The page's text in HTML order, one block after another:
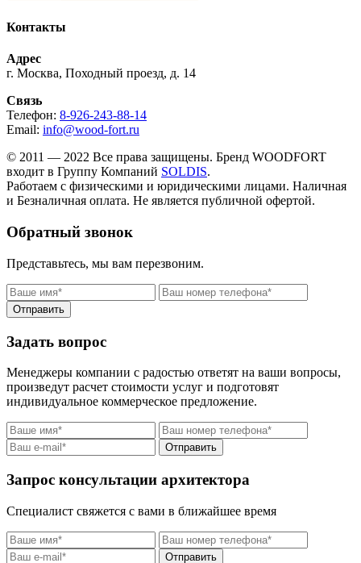
Контакты
Адрес
г. Москва, Походный проезд, д. 14
Связь
Телефон: 8-926-243-88-14
Email: info@wood-fort.ru
© 2011 — 2022 Все права защищены. Бренд WOODFORT
входит в Группу Компаний SOLDIS.
Работаем с физическими и юридическими лицами. Наличная
и Безналичная оплата. Не является публичной офертой.
Обратный звонок
Представьтесь, мы вам перезвоним.
Отправить
Задать вопрос
Менеджеры компании с радостью ответят на ваши вопросы,
произведут расчет стоимости услуг и подготовят
индивидуальное коммерческое предложение.
Отправить
Запрос консультации архитектора
Специалист свяжется с вами в ближайшее время
Отправить